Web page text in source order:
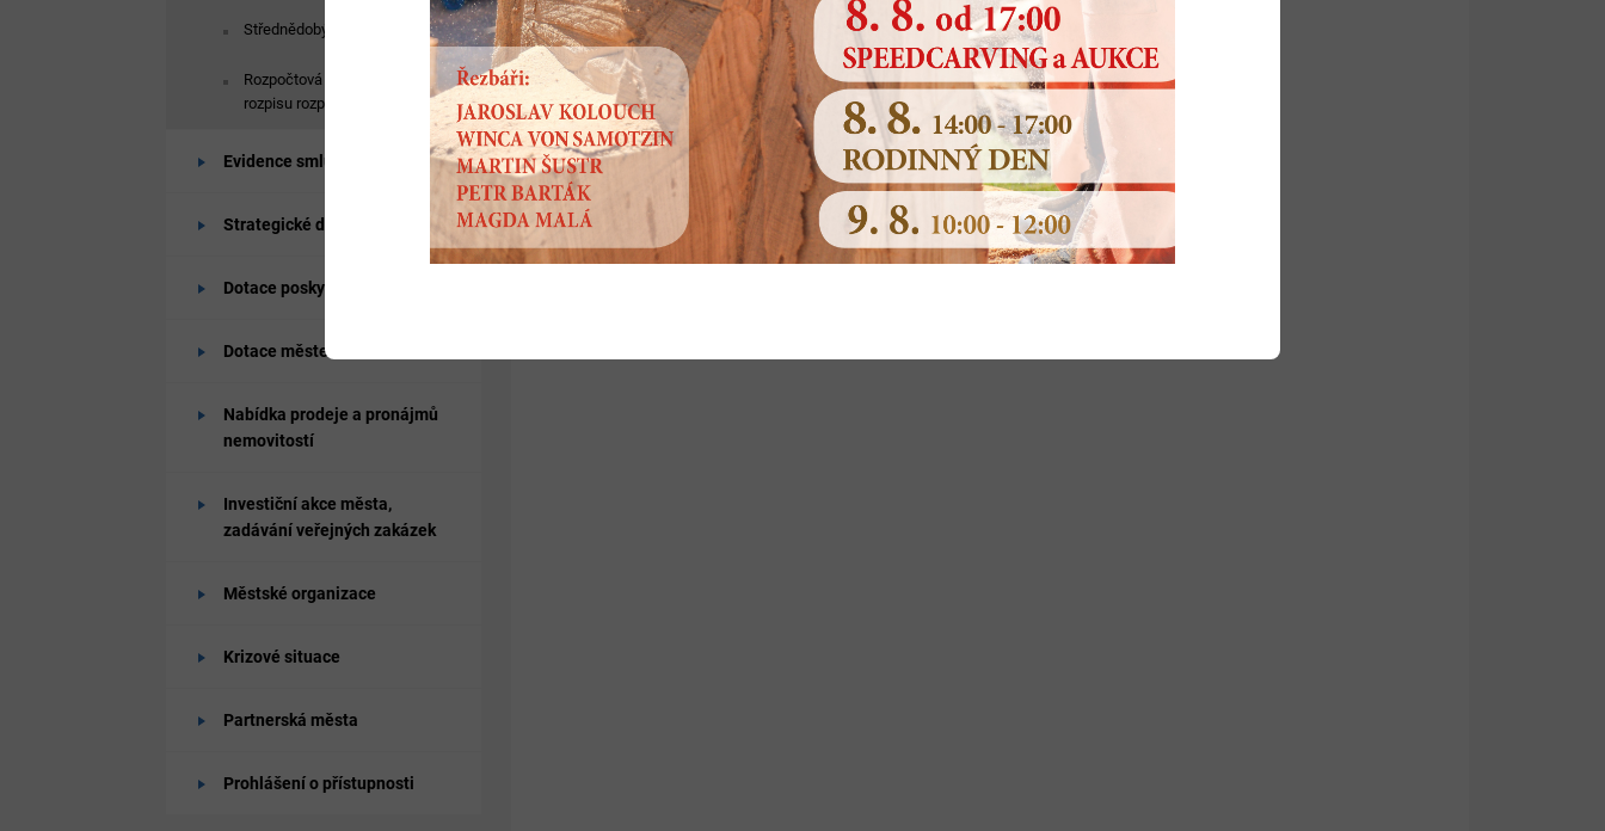
Střednědobý výhled rozpočtu
Rozpočtová opatření a změny
rozpisu rozpočtu
Evidence smluv
Strategické dokumenty města
Dotace poskytované od města
Dotace městem získané
Nabídka prodeje a pronájmů
nemovitostí
Investiční akce města,
zadávání veřejných zakázek
Městské organizace
Krizové situace
Partnerská města
Prohlášení o přístupnosti